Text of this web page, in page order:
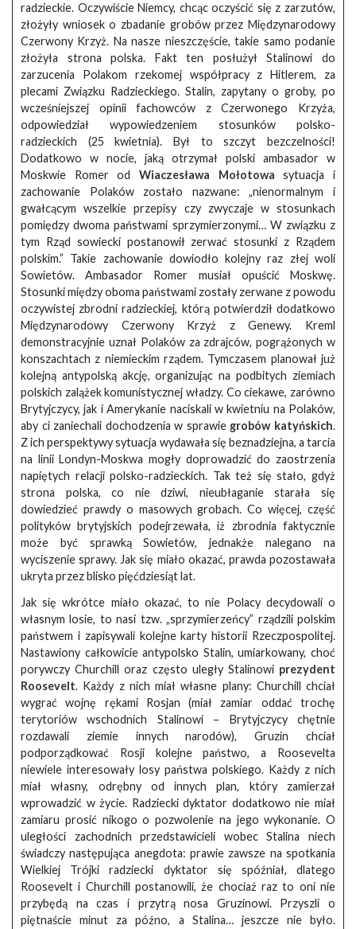
radzieckie. Oczywiście Niemcy, chcąc oczyścić się z zarzutów,
złożyły wniosek o zbadanie grobów przez Międzynarodowy
Czerwony Krzyż. Na nasze nieszczęście, takie samo podanie
złożyła strona polska. Fakt ten posłużył Stalinowi do
zarzucenia Polakom rzekomej współpracy z Hitlerem, za
plecami Związku Radzieckiego. Stalin, zapytany o groby, po
wcześniejszej opinii fachowców z Czerwonego Krzyża,
odpowiedział wypowiedzeniem stosunków polsko-
radzieckich (25 kwietnia). Był to szczyt bezczelności!
Dodatkowo w nocie, jaką otrzymał polski ambasador w
Moskwie Romer od Wiaczesława Mołotowa sytuacja i
zachowanie Polaków zostało nazwane: „nienormalnym i
gwałcącym wszelkie przepisy czy zwyczaje w stosunkach
pomiędzy dwoma państwami sprzymierzonymi… W związku z
tym Rząd sowiecki postanowił zerwać stosunki z Rządem
polskim.” Takie zachowanie dowiodło kolejny raz złej woli
Sowietów. Ambasador Romer musiał opuścić Moskwę.
Stosunki między oboma państwami zostały zerwane z powodu
oczywistej zbrodni radzieckiej, którą potwierdził dodatkowo
Międzynarodowy Czerwony Krzyż z Genewy. Kreml
demonstracyjnie uznał Polaków za zdrajców, pogrążonych w
konszachtach z niemieckim rządem. Tymczasem planował już
kolejną antypolską akcję, organizując na podbitych ziemiach
polskich zalążek komunistycznej władzy. Co ciekawe, zarówno
Brytyjczycy, jak i Amerykanie naciskali w kwietniu na Polaków,
aby ci zaniechali dochodzenia w sprawie grobów katyńskich.
Z ich perspektywy sytuacja wydawała się beznadziejna, a tarcia
na linii Londyn-Moskwa mogły doprowadzić do zaostrzenia
napiętych relacji polsko-radzieckich. Tak też się stało, gdyż
strona polska, co nie dziwi, nieubłaganie starała się
dowiedzieć prawdy o masowych grobach. Co więcej, część
polityków brytyjskich podejrzewała, iż zbrodnia faktycznie
może być sprawką Sowietów, jednakże nalegano na
wyciszenie sprawy. Jak się miało okazać, prawda pozostawała
ukryta przez blisko pięćdziesiąt lat.
Jak się wkrótce miało okazać, to nie Polacy decydowali o
własnym losie, to nasi tzw. „sprzymierzeńcy” rządzili polskim
państwem i zapisywali kolejne karty historii Rzeczpospolitej.
Nastawiony całkowicie antypolsko Stalin, umiarkowany, choć
porywczy Churchill oraz często uległy Stalinowi prezydent
Roosevelt. Każdy z nich miał własne plany: Churchill chciał
wygrać wojnę rękami Rosjan (miał zamiar oddać trochę
terytoriów wschodnich Stalinowi – Brytyjczycy chętnie
rozdawali ziemie innych narodów), Gruzin chciał
podporządkować Rosji kolejne państwo, a Roosevelta
niewiele interesowały losy państwa polskiego. Każdy z nich
miał własny, odrębny od innych plan, który zamierzał
wprowadzić w życie. Radziecki dyktator dodatkowo nie miał
zamiaru prosić nikogo o pozwolenie na jego wykonanie. O
uległości zachodnich przedstawicieli wobec Stalina niech
świadczy następująca anegdota: prawie zawsze na spotkania
Wielkiej Trójki radziecki dyktator się spóźniał, dlatego
Roosevelt i Churchill postanowili, że chociaż raz to oni nie
przybędą na czas i przytrą nosa Gruzinowi. Przyszli o
piętnaście minut za późno, a Stalina… jeszcze nie było.